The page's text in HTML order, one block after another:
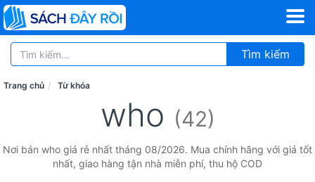
Tìm kiếm
Trang chủ Từ khóa
who (42)
Nơi bán who giá rẻ nhất tháng 08/2026. Mua chính hãng với giá tốt
nhất, giao hàng tận nhà miễn phí, thu hộ COD